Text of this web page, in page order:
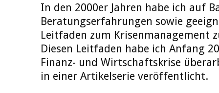
In den 2000er Jahren habe ich auf
Beratungserfahrungen sowie
Leitfaden zum Krisenmanagement
Diesen Leitfaden habe ich Anfang
Finanz- und Wirtschaftskrise
in einer Artikelserie veröffentlicht.